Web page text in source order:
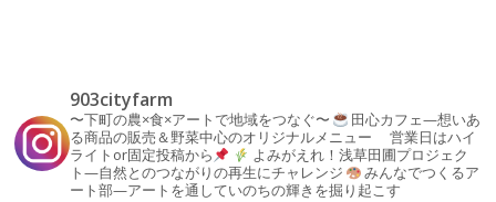
903cityfarm
〜下町の農×食×アートで地域をつなぐ〜
田心カフェ—想いあ
る商品の販売＆野菜中心のオリジナルメニュー 営業日はハイ
ライトor固定投稿から
よみがえれ！浅草田圃プロジェク
ト—自然とのつながりの再生にチャレンジ
みんなでつくるア
ート部—アートを通していのちの輝きを掘り起こす